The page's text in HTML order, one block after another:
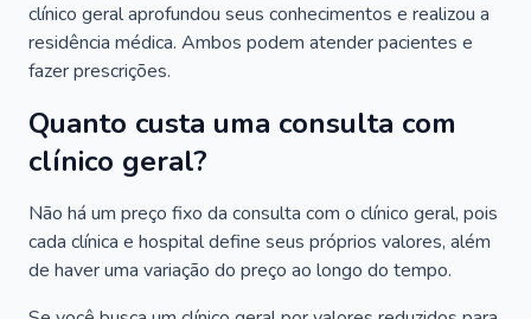
clínico geral aprofundou seus conhecimentos e realizou a
residência médica. Ambos podem atender pacientes e
fazer prescrições.
Quanto custa uma consulta com
clínico geral?
Não há um preço fixo da consulta com o clínico geral, pois
cada clínica e hospital define seus próprios valores, além
de haver uma variação do preço ao longo do tempo.